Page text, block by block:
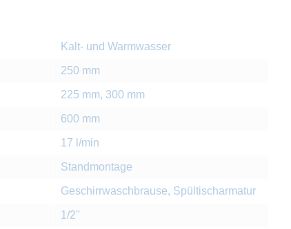
Kalt- und Warmwasser
250 mm
225 mm, 300 mm
600 mm
17 l/min
Standmontage
Geschirrwaschbrause, Spültischarmatur
1/2''